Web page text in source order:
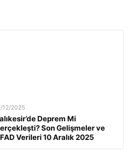
12/2025
Deprem Mi
Son Gelişmeler ve
Verileri 10 Aralık 2025